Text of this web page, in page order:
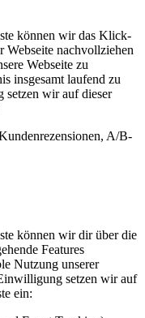
können wir das Klick-
Webseite nachvollziehen
Webseite zu
insgesamt laufend zu
setzen wir auf dieser
A/B-
können wir dir über die
Features
Nutzung unserer
setzen wir auf
ein: